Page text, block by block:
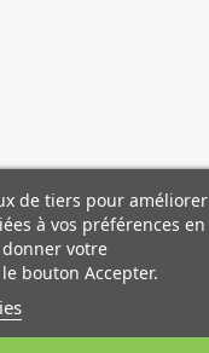
de tiers pour améliorer
à vos préférences en
votre
bouton Accepter.